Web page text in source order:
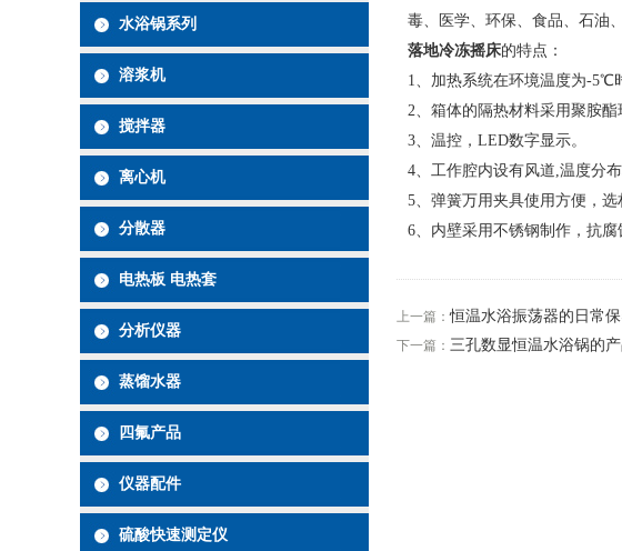
毒、医学、环保、食品、石油
落地冷冻摇床的特点：
1、加热系统在环境温度为-5℃
2、箱体的隔热材料采用聚胺
3、温控， LED数字显示。
4、工作腔内设有风道,温度分布
5、弹簧万用夹具使用方便，选
6、内壁采用不锈钢制作，抗腐
上一篇：恒温水浴振荡器的日常
下一篇： 三孔数显恒温水浴锅的
水浴锅系列
溶浆机
搅拌器
离心机
分散器
电热板 电热套
分析仪器
蒸馏水器
四氟产品
仪器配件
硫酸快速测定仪